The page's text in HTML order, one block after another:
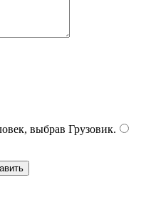
выбрав Грузовик.